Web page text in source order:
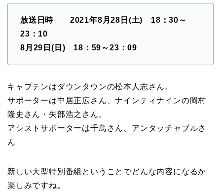
放送日時 2021年8月28日(土) 18：30～
23：10
8月29日(日) 18：59～23：09
キャプテンはダウンタウンの松本人志さん。
サポーターは中居正広さん、ナインティナインの岡村
隆史さん・矢部浩之さん。
アシストサポーターは千鳥さん、アンタッチャブルさ
ん
新しい大型特別番組ということでどんな内容になるか
楽しみですね。